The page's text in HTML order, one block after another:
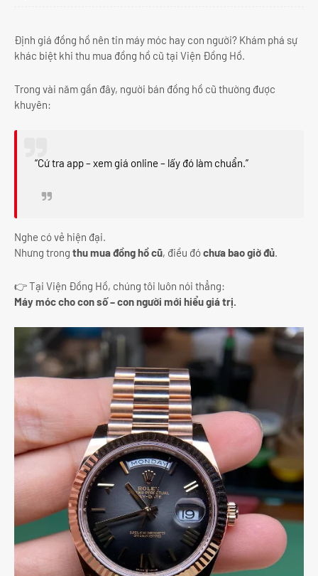
Định giá đồng hồ nên tin máy móc hay con người? Khám phá sự
khác biệt khi thu mua đồng hồ cũ tại Viện Đồng Hồ.
Trong vài năm gần đây, người bán đồng hồ cũ thường được
khuyên:
“Cứ tra app – xem giá online – lấy đó làm chuẩn.”
Nghe có vẻ hiện đại.
Nhưng trong thu mua đồng hồ cũ, điều đóchưa bao giờ đủ.
👉 Tại Viện Đồng Hồ, chúng tôi luôn nói thẳng:
Máy móc cho con số – con người mới hiểu giá trị.